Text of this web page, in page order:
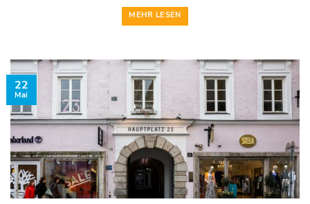
MEHR LESEN
22
Mai